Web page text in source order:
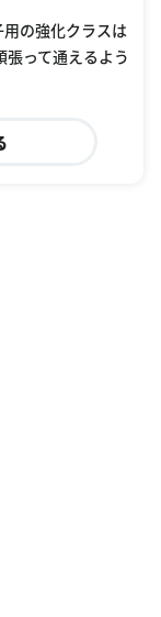
の強化クラスは
って通えるよう